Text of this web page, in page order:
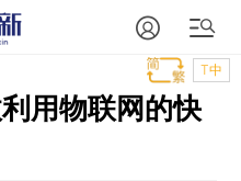
T中
用物联网的快